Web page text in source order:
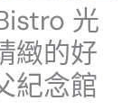
光
緻的好
紀念館